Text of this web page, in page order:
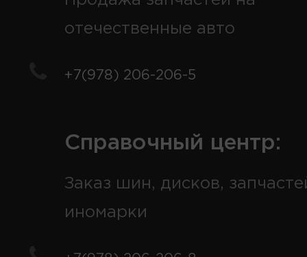
отечественные авто
+7(978) 206-206-5
Справочный центр:
Заказ шин, дисков,
иномарки